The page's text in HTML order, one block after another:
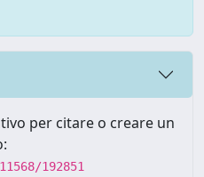
per citare o creare un
192851